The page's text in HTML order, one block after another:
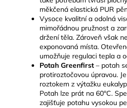
měkčená elastická PUR
Vysoce kvalitní a odolná
mimořádnou pružnost a
držení těla. Zároveň však
exponovaná místa.
umožňuje regulaci tepla a
Potah Greenfirst – potah
protiroztočovou úpravou.
roztokem z výtažku
Potah lze prát na 60°C.
zajišťuje potahu vysokou